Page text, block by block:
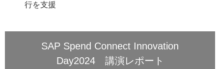
行を支援
SAP Spend Connect Innovation
Day2024 講演レポート